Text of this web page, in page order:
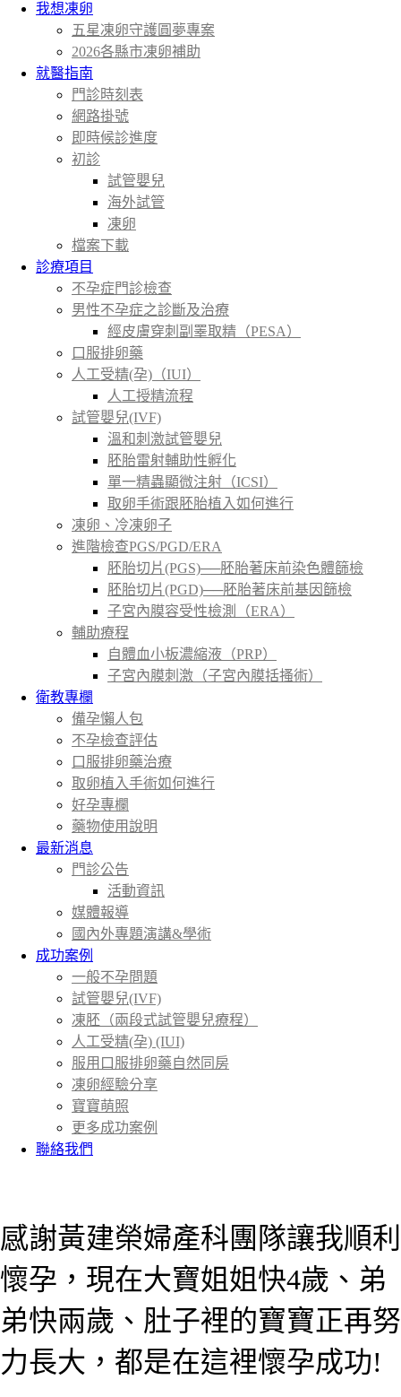
我想凍卵
五星凍卵守護圓夢專案
2026各縣市凍卵補助
就醫指南
門診時刻表
網路掛號
即時候診進度
初診
試管嬰兒
海外試管
凍卵
檔案下載
診療項目
不孕症門診檢查
男性不孕症之診斷及治療
經皮膚穿刺副睪取精（PESA）
口服排卵藥
人工受精(孕)（IUI）
人工授精流程
試管嬰兒(IVF)
溫和刺激試管嬰兒
胚胎雷射輔助性孵化
單一精蟲顯微注射（ICSI）
取卵手術跟胚胎植入如何進行
凍卵、冷凍卵子
進階檢查PGS/PGD/ERA
胚胎切片(PGS)──胚胎著床前染色體篩檢
胚胎切片(PGD)──胚胎著床前基因篩檢
子宮內膜容受性檢測（ERA）
輔助療程
自體血小板濃縮液（PRP）
子宮內膜刺激（子宮內膜括搔術）
衛教專欄
備孕懶人包
不孕檢查評估
口服排卵藥治療
取卵植入手術如何進行
好孕專欄
藥物使用說明
最新消息
門診公告
活動資訊
媒體報導
國內外專題演講&學術
成功案例
一般不孕問題
試管嬰兒(IVF)
凍胚（兩段式試管嬰兒療程）
人工受精(孕) (IUI)
服用口服排卵藥自然同房
凍卵經驗分享
寶寶萌照
更多成功案例
聯絡我們
感謝黃建榮婦產科團隊讓我順利
懷孕，現在大寶姐姐快4歲、弟
弟快兩歲、肚子裡的寶寶正再努
力長大，都是在這裡懷孕成功!